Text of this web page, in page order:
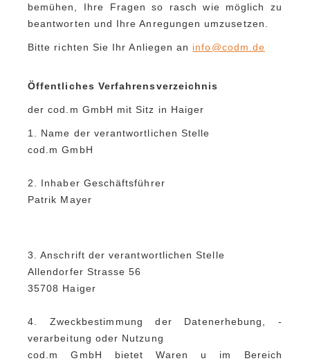
bemühen, Ihre Fragen so rasch wie möglich zu
beantworten und Ihre Anregungen umzusetzen.
Bitte richten Sie Ihr Anliegen an info@codm.de
Öffentliches Verfahrensverzeichnis
der cod.m GmbH mit Sitz in Haiger
1. Name der verantwortlichen Stelle
cod.m GmbH
2. Inhaber Geschäftsführer
Patrik Mayer
3. Anschrift der verantwortlichen Stelle
Allendorfer Strasse 56
35708 Haiger
4. Zweckbestimmung der Datenerhebung, -
verarbeitung oder Nutzung
cod.m GmbH bietet Waren u im Bereich